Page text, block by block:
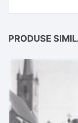
PRODUSE